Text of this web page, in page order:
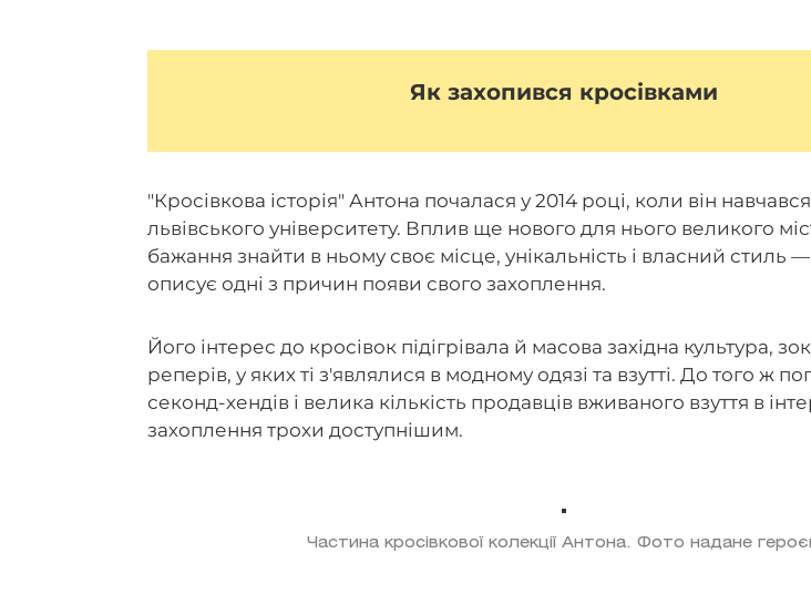
Як захопився кросівками
"Кросівкова історія" Антона почалася у 2014 році, коли він
львівського університету. Вплив ще нового для нього великого
бажання знайти в ньому своє місце, унікальність і власний стиль
описує одні з причин появи свого захоплення.
Його інтерес до кросівок підігрівала й масова західна культура,
реперів, у яких ті з'являлися в модному одязі та взутті. До того ж
секонд-хендів і велика кількість продавців вживаного взуття в
захоплення трохи доступнішим.
Частина кросівкової колекції Антона. Фото надане